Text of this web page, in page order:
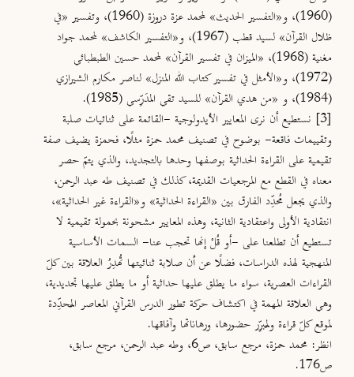
(1960)، و«التفسير الحديث» لمحمد عزة دروزة (1960)، وتفسير «في
ظلال القرآن» لسيد قطب (1967)، و«التفسير الكاشف» لمحمد جواد
مغنية (1968)، «الميزان في تفسير القرآن» لمحمد حسين الطبطبائي
(1972)، و«الأمثل في تفسير كتاب الله المنزل» لناصر مكارم الشيرازي
(1984)، و «من هدي القرآن» للسيد تقي المدَرِّسي (1985).
[3]
نستطيع أن نرى المعايير الأيدولوجية -القائمة على ثنائيات صلبة
وتقييمات فاقعة- بوضوح في تصنيف محمد حمزة مثلًا، فحمزة يضيف صفة
تقيمية على القراءة الحداثية بوصفها وحدها بالتجديد، والذي يتمّ حصر
معناه في القطع مع المرجعيات القديمة، كذلك في تصنيف طه عبد الرحمن،
والذي يجعل مُحدِّد الفارق بين «القراءة الحداثية» و«القراءة غير الحداثية»،
انتقادية الأولى واعتقادية الثانية، وهذه المعايير مشحونة بحمولة تقيمية لا
تستطيع أن تطلعنا على -أو قُلْ إنها تحجب عنا- السمات الأساسية
المنهجية لهذه الدراسات، فضلًا عن أن صلابة ثنائيتها تُهدِرُ العلاقة بين كلّ
القراءات العصرية، سواء ما يطلق عليها حداثية أو ما يطلق عليها تجديدية،
وهي العلاقة المهمة في اكتشاف حركة تطور الدرس القرآني المعاصر المُحدِّدة
لموقع كلّ قراءة ولمُبرِّر حضورها، ورهاناتها وآفاقها.
انظر: محمد حمزة، مرجع سابق، ص6، وطه عبد الرحمن، مرجع سابق،
ص176.